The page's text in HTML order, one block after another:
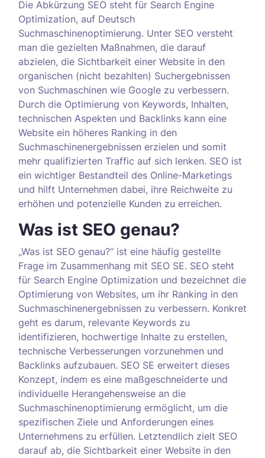
Die Abkürzung SEO steht für Search Engine
Optimization, auf Deutsch
Suchmaschinenoptimierung. Unter SEO versteht
man die gezielten Maßnahmen, die darauf
abzielen, die Sichtbarkeit einer Website in den
organischen (nicht bezahlten) Suchergebnissen
von Suchmaschinen wie Google zu verbessern.
Durch die Optimierung von Keywords, Inhalten,
technischen Aspekten und Backlinks kann eine
Website ein höheres Ranking in den
Suchmaschinenergebnissen erzielen und somit
mehr qualifizierten Traffic auf sich lenken. SEO ist
ein wichtiger Bestandteil des Online-Marketings
und hilft Unternehmen dabei, ihre Reichweite zu
erhöhen und potenzielle Kunden zu erreichen.
Was ist SEO genau?
„Was ist SEO genau?“ ist eine häufig gestellte
Frage im Zusammenhang mit SEO SE. SEO steht
für Search Engine Optimization und bezeichnet die
Optimierung von Websites, um ihr Ranking in den
Suchmaschinenergebnissen zu verbessern. Konkret
geht es darum, relevante Keywords zu
identifizieren, hochwertige Inhalte zu erstellen,
technische Verbesserungen vorzunehmen und
Backlinks aufzubauen. SEO SE erweitert dieses
Konzept, indem es eine maßgeschneiderte und
individuelle Herangehensweise an die
Suchmaschinenoptimierung ermöglicht, um die
spezifischen Ziele und Anforderungen eines
Unternehmens zu erfüllen. Letztendlich zielt SEO
darauf ab, die Sichtbarkeit einer Website in den